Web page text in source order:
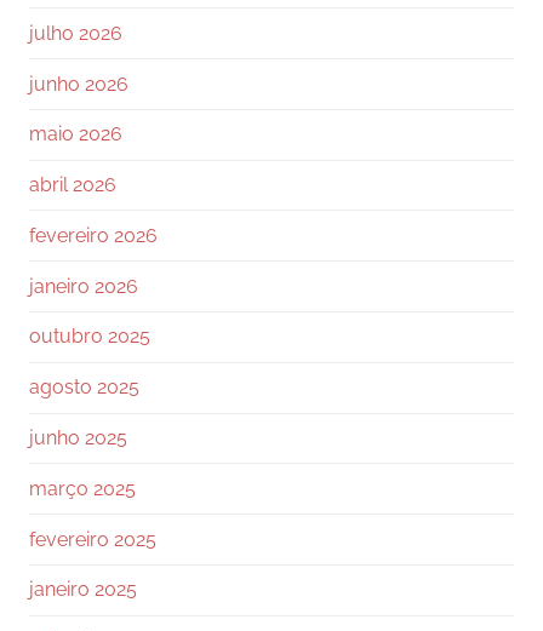
julho 2026
junho 2026
maio 2026
abril 2026
fevereiro 2026
janeiro 2026
outubro 2025
agosto 2025
junho 2025
março 2025
fevereiro 2025
janeiro 2025